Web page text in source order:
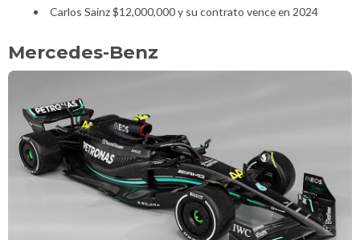
Carlos Sainz $12,000,000 y su contrato vence en 2024
Mercedes-Benz